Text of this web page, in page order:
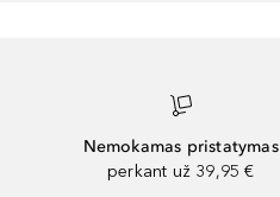
Nemokamas pristatymas
perkant už 39,95 €